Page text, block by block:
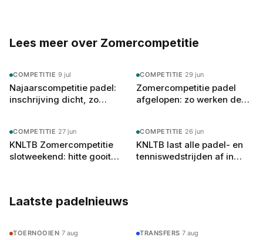
Lees meer over Zomercompetitie
COMPETITIE ·9 jul
Najaarscompetitie padel:
inschrijving dicht, zo
COMPETITIE ·29 jun
Zomercompetitie padel
afgelopen: zo werken de
COMPETITIE ·27 jun
KNLTB Zomercompetitie
slotweekend: hitte gooit
COMPETITIE ·26 jun
KNLTB last alle padel- en
tenniswedstrijden af in
Laatste padelnieuws
TOERNOOIEN·7 aug TRANSFERS·7 aug